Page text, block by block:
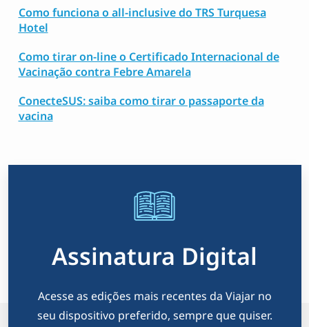
Como funciona o all-inclusive do TRS Turquesa
Hotel
Como tirar on-line o Certificado Internacional de
Vacinação contra Febre Amarela
ConecteSUS: saiba como tirar o passaporte da
vacina
Assinatura Digital
Acesse as edições mais recentes da Viajar no
seu dispositivo preferido, sempre que quiser.